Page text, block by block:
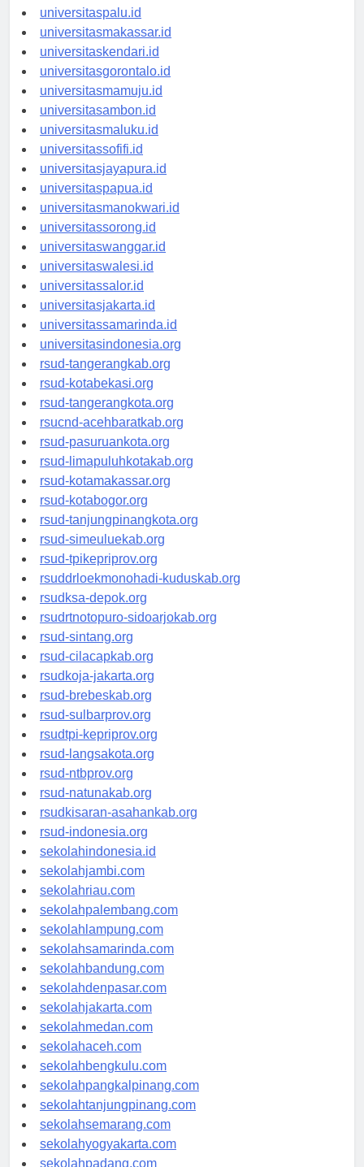
universitasmanado.id
universitaspalu.id
universitasmakassar.id
universitaskendari.id
universitasgorontalo.id
universitasmamuju.id
universitasambon.id
universitasmaluku.id
universitassofifi.id
universitasjayapura.id
universitaspapua.id
universitasmanokwari.id
universitassorong.id
universitaswanggar.id
universitaswalesi.id
universitassalor.id
universitasjakarta.id
universitassamarinda.id
universitasindonesia.org
rsud-tangerangkab.org
rsud-kotabekasi.org
rsud-tangerangkota.org
rsucnd-acehbaratkab.org
rsud-pasuruankota.org
rsud-limapuluhkotakab.org
rsud-kotamakassar.org
rsud-kotabogor.org
rsud-tanjungpinangkota.org
rsud-simeuluekab.org
rsud-tpikepriprov.org
rsuddrloekmonohadi-kuduskab.org
rsudksa-depok.org
rsudrtnotopuro-sidoarjokab.org
rsud-sintang.org
rsud-cilacapkab.org
rsudkoja-jakarta.org
rsud-brebeskab.org
rsud-sulbarprov.org
rsudtpi-kepriprov.org
rsud-langsakota.org
rsud-ntbprov.org
rsud-natunakab.org
rsudkisaran-asahankab.org
rsud-indonesia.org
sekolahindonesia.id
sekolahjambi.com
sekolahriau.com
sekolahpalembang.com
sekolahlampung.com
sekolahsamarinda.com
sekolahbandung.com
sekolahdenpasar.com
sekolahjakarta.com
sekolahmedan.com
sekolahaceh.com
sekolahbengkulu.com
sekolahpangkalpinang.com
sekolahtanjungpinang.com
sekolahsemarang.com
sekolahyogyakarta.com